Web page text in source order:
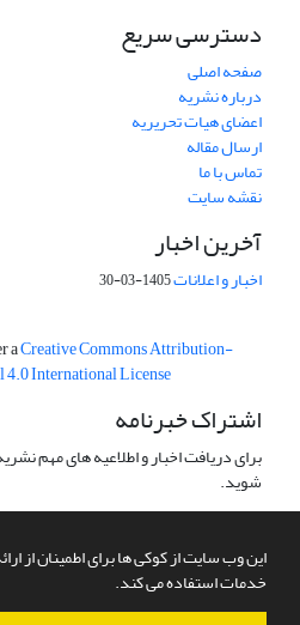
این وب سایت از کوکی ها برای اطمینان از
خدمات استفاده می کند.
دسترسی سریع
صفحه اصلی
درباره نشریه
اعضای هیات تحریریه
ارسال مقاله
تماس با ما
نقشه سایت
آخرین اخبار
اخبار و اعلانات1405-03-30
aCreative Commons Attribution-
International License
اشتراک خبرنامه
برای دریافت اخبار و اطلاعیه های مهم
شوید.